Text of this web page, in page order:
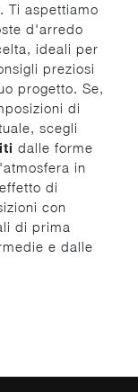
Ti aspettiamo
d'arredo
ideali per
preziosi
progetto. Se,
di
scegli
dalle forme
in
di
con
di prima
e dalle